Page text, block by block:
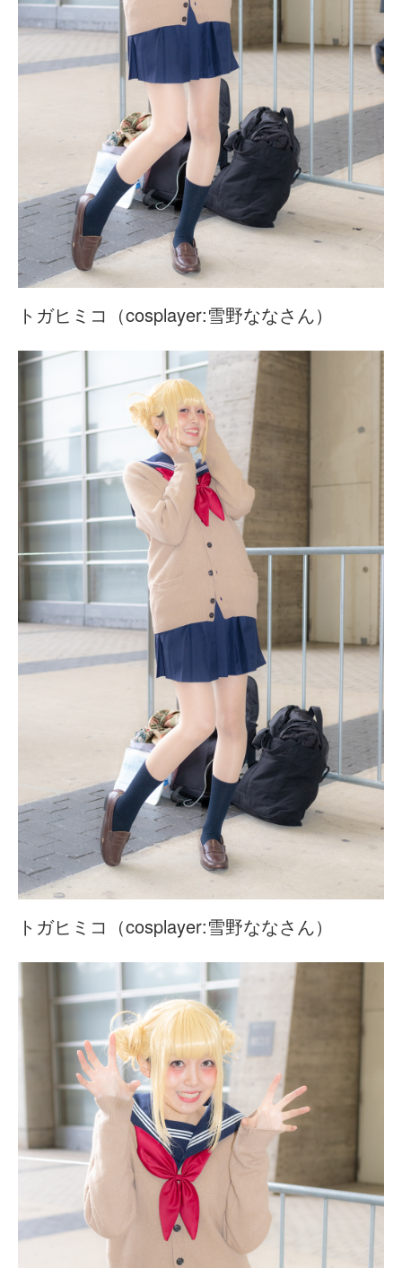
トガヒミコ（cosplayer:雪野ななさん）
トガヒミコ（cosplayer:雪野ななさん）